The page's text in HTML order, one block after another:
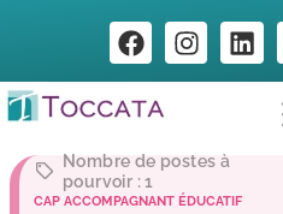
Nombre de postes à
pourvoir : 1
CAP ACCOMPAGNANT ÉDUCATIF